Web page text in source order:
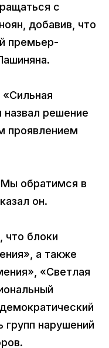
с
добавив, что
премьер-
решение
проявлением
Мы обратимся в
он.
что блоки
а также
«Светлая
групп нарушений